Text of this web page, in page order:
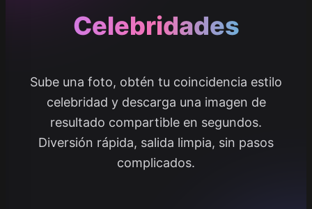
Celebridades
Sube una foto, obtén tu coincidencia estilo
celebridad y descarga una imagen de
resultado compartible en segundos.
Diversión rápida, salida limpia, sin pasos
complicados.